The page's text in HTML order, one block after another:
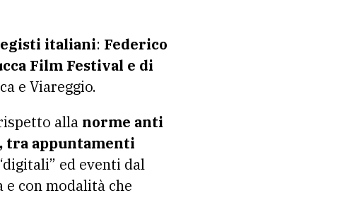
italiani: Federico
Film Festival e di
e Viareggio.
alla norme anti
tra appuntamenti
ed eventi dal
con modalità che